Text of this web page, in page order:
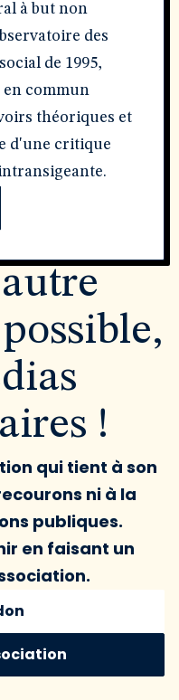
à but non
des
de 1995,
commun
théoriques et
d'une critique
!
qui tient à son
ni à la
publiques.
en faisant un